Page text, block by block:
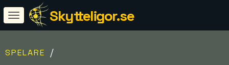
Skytteligor.se
SPELARE /